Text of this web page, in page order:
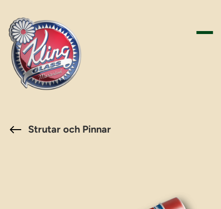
innehåll
Strutar och Pinnar